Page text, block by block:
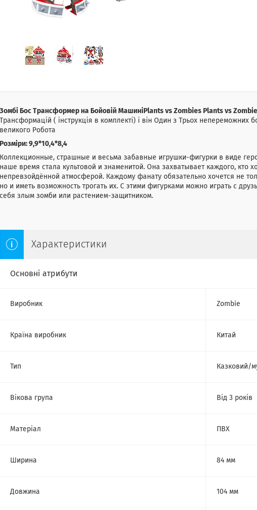
Зомбі Бос Трансформер на Бойовій МашиніPlants vs Zombies Plants vs
Трансформацій ( інструкція в комплекті) і він Один з Трьох непереможних
великого Робота
Розміри: 9,9*10,4*8,4
Коллекционные, страшные и весьма забавные игрушки-фигурки в виде
наше время стала культовой и знаменитой. Она захватывает каждого, кто
непревзойдённой атмосферой. Каждому фанату обязательно хочется не
но и иметь возможность трогать их. С этими фигурками можно играть с
себя злым зомби или растением-защитником.
Характеристики
Основні атрибути
Виробник Zombie
Країна виробник Китай
Тип Казковий/
Вікова група Від 3 років
Матеріал ПВХ
Ширина 84 мм
Довжина 104 мм